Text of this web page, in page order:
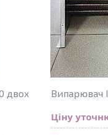
двох
Випарювач
Ціну